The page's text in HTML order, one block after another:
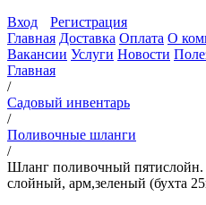
Вход
Регистрация
Главная Доставка Оплата О
Вакансии Услуги Новости
Главная
/
Садовый инвентарь
/
Поливочные шланги
/
Шланг поливочный
слойный, арм,зеленый